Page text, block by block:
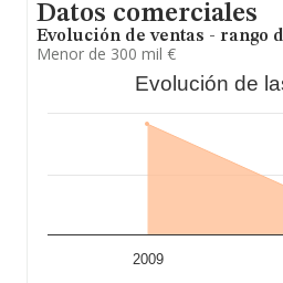
Datos comerciales
Evolución de ventas - rango
Menor de 300 mil €
Evolución de
2009